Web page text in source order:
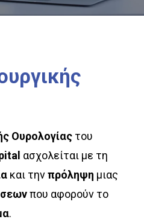
Ουρολογίαςτου
ασχολείται με τη
και τηνπρόληψη μιας
που αφορούν το
.